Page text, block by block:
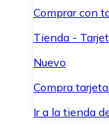
Comprar con
Tienda -
Nuevo
Compra
Ir a la tienda